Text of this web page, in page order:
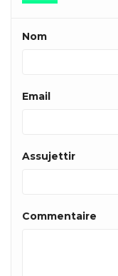
Nom
Email
Assujettir
Commentaire